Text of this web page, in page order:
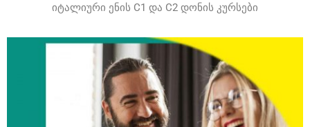
იტალიური ენის C1 და C2 დონის კურსები